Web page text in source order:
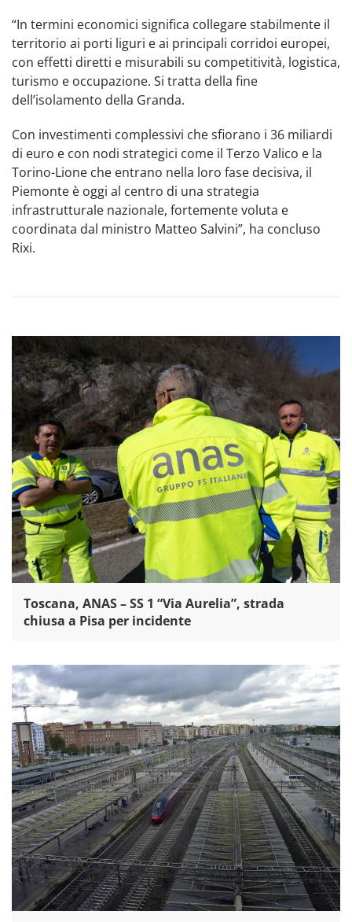
“In termini economici significa collegare stabilmente il
territorio ai porti liguri e ai principali corridoi europei,
con effetti diretti e misurabili su competitività, logistica,
turismo e occupazione. Si tratta della fine
dell’isolamento della Granda.
Con investimenti complessivi che sfiorano i 36 miliardi
di euro e con nodi strategici come il Terzo Valico e la
Torino-Lione che entrano nella loro fase decisiva, il
Piemonte è oggi al centro di una strategia
infrastrutturale nazionale, fortemente voluta e
coordinata dal ministro Matteo Salvini”, ha concluso
Rixi.
Toscana, ANAS – SS 1 “Via Aurelia”, strada
chiusa a Pisa per incidente